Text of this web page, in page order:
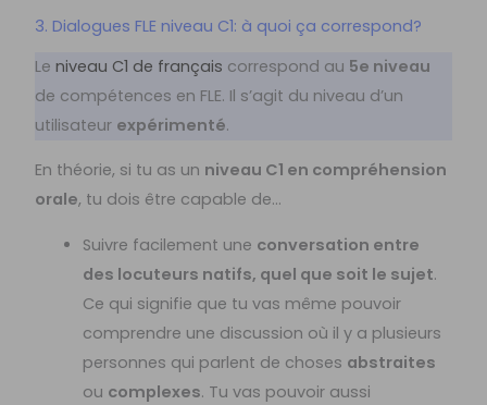
3. Dialogues FLE niveau C1: à quoi ça correspond?
Leniveau C1 de français correspond au 5e niveau
de compétences en FLE. Il s’agit du niveau d’un
utilisateur expérimenté.
En théorie, si tu as un niveau C1 en compréhension
orale, tu dois être capable de…
Suivre facilement une conversation entre
des locuteurs natifs, quel que soit le sujet.
Ce qui signifie que tu vas même pouvoir
comprendre une discussion où il y a plusieurs
personnes qui parlent de choses abstraites
ou complexes. Tu vas pouvoir aussi